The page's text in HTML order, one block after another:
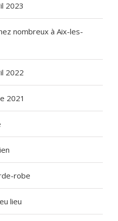
2023
nombreux à Aix-les-
2022
2021
robe
lieu